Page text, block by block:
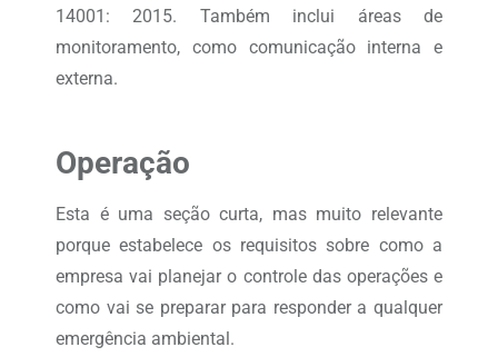
14001: 2015. Também inclui áreas de
monitoramento, como comunicação interna e
externa.
Operação
Esta é uma seção curta, mas muito relevante
porque estabelece os requisitos sobre como a
empresa vai planejar o controle das operações e
como vai se preparar para responder a qualquer
emergência ambiental.